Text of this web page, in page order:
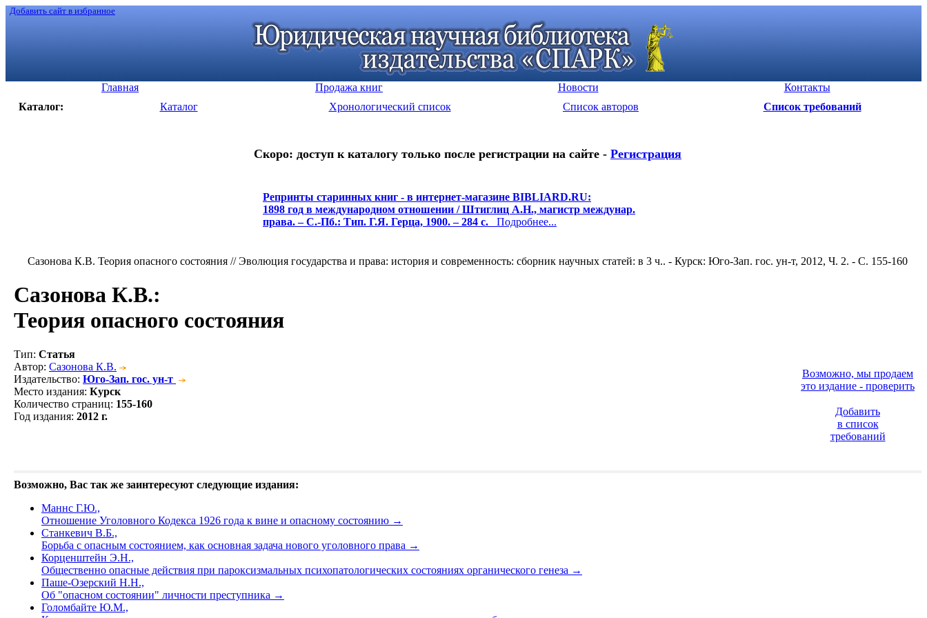
Добавить сайт в избранное
Главная Продажа книг Новости
Контакты
Каталог:
Каталог Хронологический список Список авторов Список требований
Скоро: доступ к каталогу только после регистрации на сайте - Регистрация
Репринты старинных книг - в интернет-магазине BIBLIARD.RU:
1898 год в международном отношении / Штиглиц А.Н., магистр междунар.
права. – С.-Пб.: Тип. Г.Я. Герца, 1900. – 284 с. Подробнее...
Сазонова К.В. Теория опасного состояния // Эволюция государства и права: история и современность: сборник научных статей: в 3 ч.. - Курск: Юго-Зап. гос. ун-т, 2012, Ч. 2. - С. 155-160
Сазонова К.В.:
Теория опасного состояния
Тип: Статья
Автор: Сазонова К.В.
Издательство: Юго-Зап. гос. ун-т
Место издания: Курск
Количество страниц: 155-160
Год издания: 2012 г.
Возможно, мы продаем
это издание - проверить
Добавить
в список
требований
Возможно, Вас так же заинтересуют следующие издания:
Маннс Г.Ю.,
Отношение Уголовного Кодекса 1926 года к вине и опасному состоянию →
Станкевич В.Б.,
Борьба с опасным состоянием, как основная задача нового уголовного права →
Корценштейн Э.Н.,
Общественно опасные действия при пароксизмальных психопатологических состояниях органического генеза →
Паше-Озерский Н.Н.,
Об "опасном состоянии" личности преступника →
Голомбайте Ю.М.,